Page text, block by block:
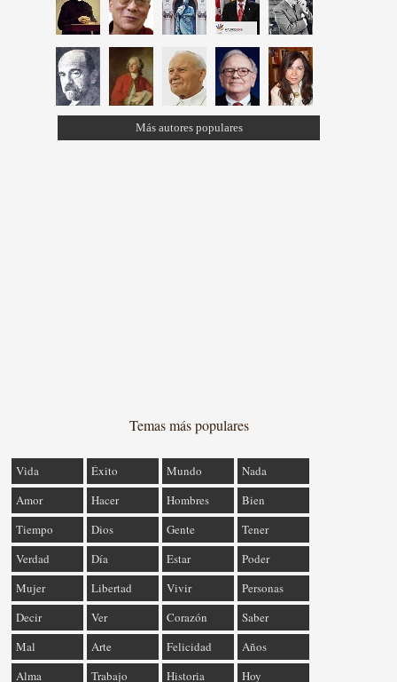
Más autores populares
Temas más populares
Vida Éxito Mundo
Nada
Amor
Hacer Hombres
Bien
Tiempo
Dios Gente
Tener
Verdad
Día Estar
Poder
Mujer
Libertad Vivir
Personas
Decir
Ver Corazón
Saber
Mal
Arte Felicidad
Años
Alma
Trabajo Historia Hoy